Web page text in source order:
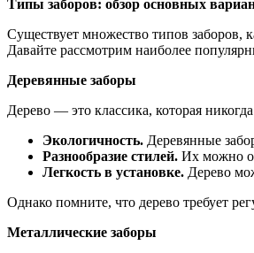
Типы заборов: обзор основных
Существует множество типов
Давайте рассмотрим наиболее
Деревянные заборы
Дерево — это классика, которая
Экологичность. Деревянные
Разнообразие стилей. Их можно
Легкость в установке. Дерево
Однако помните, что дерево требует
Металлические заборы